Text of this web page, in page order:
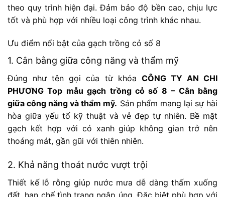
theo quy trình hiện đại. Đảm bảo độ bền cao, chịu lực
tốt và phù hợp với nhiều loại công trình khác nhau.
Ưu điểm nổi bật của gạch trồng cỏ số 8
1. Cân bằng giữa công năng và thẩm mỹ
Đúng như tên gọi của từ khóa CÔNG TY AN CHI
PHƯƠNG Top mẫu gạch trồng cỏ số 8 – Cân bằng
giữa công năng và thẩm mỹ. Sản phẩm mang lại sự hài
hòa giữa yếu tố kỹ thuật và vẻ đẹp tự nhiên. Bề mặt
gạch kết hợp với cỏ xanh giúp không gian trở nên
thoáng mát, gần gũi với thiên nhiên.
2. Khả năng thoát nước vượt trội
Thiết kế lỗ rỗng giúp nước mưa dễ dàng thấm xuống
đất, hạn chế tình trạng ngập úng. Đặc biệt phù hợp với